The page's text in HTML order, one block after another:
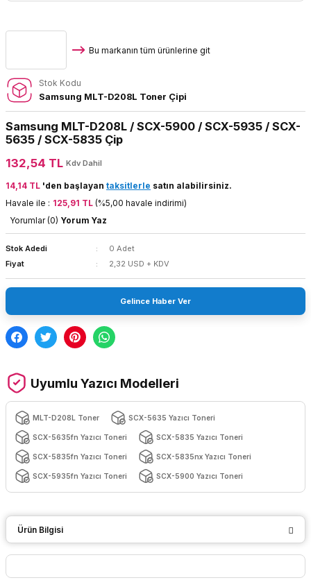
Bu markanın tüm ürünlerine git
Stok Kodu
Samsung MLT-D208L Toner Çipi
Samsung MLT-D208L / SCX-5900 / SCX-5935 / SCX-
5635 / SCX-5835 Çip
132,54 TL Kdv Dahil
14,14 TL 'den başlayan taksitlerle satın alabilirsiniz.
Havale ile : 125,91 TL (%5,00 havale indirimi)
Yorumlar (0) Yorum Yaz
Stok Adedi
0 Adet
Fiyat
2,32 USD + KDV
Gelince Haber Ver
Uyumlu Yazıcı Modelleri
MLT-D208L Toner SCX-5635 Yazıcı Toneri
SCX-5635fn Yazıcı Toneri SCX-5835 Yazıcı Toneri
SCX-5835fn Yazıcı Toneri SCX-5835nx Yazıcı Toneri
SCX-5935fn Yazıcı Toneri SCX-5900 Yazıcı Toneri
Ürün Bilgisi